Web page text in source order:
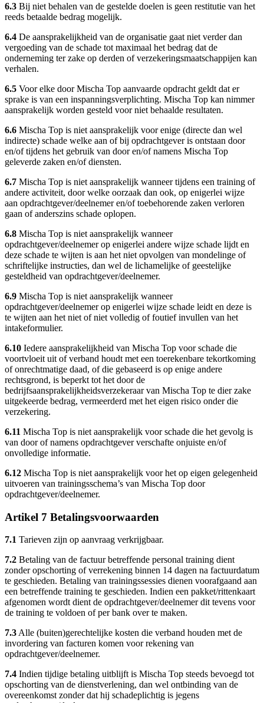
6.3 Bij niet behalen van de gestelde doelen is geen restitutie van het
reeds betaalde bedrag mogelijk.
6.4 De aansprakelijkheid van de organisatie gaat niet verder dan
vergoeding van de schade tot maximaal het bedrag dat de
onderneming ter zake op derden of verzekeringsmaatschappijen kan
verhalen.
6.5 Voor elke door Mischa Top aanvaarde opdracht geldt dat er
sprake is van een inspanningsverplichting. Mischa Top kan nimmer
aansprakelijk worden gesteld voor niet behaalde resultaten.
6.6 Mischa Top is niet aansprakelijk voor enige (directe dan wel
indirecte) schade welke aan of bij opdrachtgever is ontstaan door
en/of tijdens het gebruik van door en/of namens Mischa Top
geleverde zaken en/of diensten.
6.7 Mischa Top is niet aansprakelijk wanneer tijdens een training of
andere activiteit, door welke oorzaak dan ook, op enigerlei wijze
aan opdrachtgever/deelnemer en/of toebehorende zaken verloren
gaan of anderszins schade oplopen.
6.8 Mischa Top is niet aansprakelijk wanneer
opdrachtgever/deelnemer op enigerlei andere wijze schade lijdt en
deze schade te wijten is aan het niet opvolgen van mondelinge of
schriftelijke instructies, dan wel de lichamelijke of geestelijke
gesteldheid van opdrachtgever/deelnemer.
6.9 Mischa Top is niet aansprakelijk wanneer
opdrachtgever/deelnemer op enigerlei wijze schade leidt en deze is
te wijten aan het niet of niet volledig of foutief invullen van het
intakeformulier.
6.10 Iedere aansprakelijkheid van Mischa Top voor schade die
voortvloeit uit of verband houdt met een toerekenbare tekortkoming
of onrechtmatige daad, of die gebaseerd is op enige andere
rechtsgrond, is beperkt tot het door de
bedrijfsaansprakelijkheidsverzekeraar van Mischa Top te dier zake
uitgekeerde bedrag, vermeerderd met het eigen risico onder die
verzekering.
6.11 Mischa Top is niet aansprakelijk voor schade die het gevolg is
van door of namens opdrachtgever verschafte onjuiste en/of
onvolledige informatie.
6.12 Mischa Top is niet aansprakelijk voor het op eigen gelegenheid
uitvoeren van trainingsschema’s van Mischa Top door
opdrachtgever/deelnemer.
Artikel 7 Betalingsvoorwaarden
7.1 Tarieven zijn op aanvraag verkrijgbaar.
7.2 Betaling van de factuur betreffende personal training dient
zonder opschorting of verrekening binnen 14 dagen na factuurdatum
te geschieden. Betaling van trainingssessies dienen voorafgaand aan
een betreffende training te geschieden. Indien een pakket/rittenkaart
afgenomen wordt dient de opdrachtgever/deelnemer dit tevens voor
de training te voldoen of per bank over te maken.
7.3 Alle (buiten)gerechtelijke kosten die verband houden met de
invordering van facturen komen voor rekening van
opdrachtgever/deelnemer.
7.4 Indien tijdige betaling uitblijft is Mischa Top steeds bevoegd tot
opschorting van de dienstverlening, dan wel ontbinding van de
overeenkomst zonder dat hij schadeplichtig is jegens